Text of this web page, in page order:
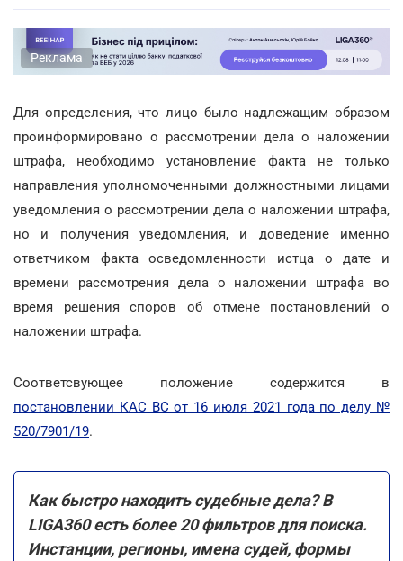
Реклама
Для определения, что лицо было надлежащим образом
проинформировано о рассмотрении дела о наложении
штрафа, необходимо установление факта не только
направления уполномоченными должностными лицами
уведомления о рассмотрении дела о наложении штрафа,
но и получения уведомления, и доведение именно
ответчиком факта осведомленности истца о дате и
времени рассмотрения дела о наложении штрафа во
время решения споров об отмене постановлений о
наложении штрафа.
Соответсвующее положение содержится в
постановлении КАС ВС от 16 июля 2021 года по делу №
520/7901/19.
Как быстро находить судебные дела? В
LIGA360 есть более 20 фильтров для поиска.
Инстанции, регионы, имена судей, формы